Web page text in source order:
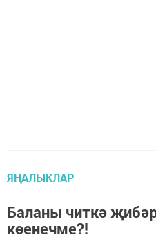
ЯҢАЛЫКЛАР
Баланы читкә
көенечме?!